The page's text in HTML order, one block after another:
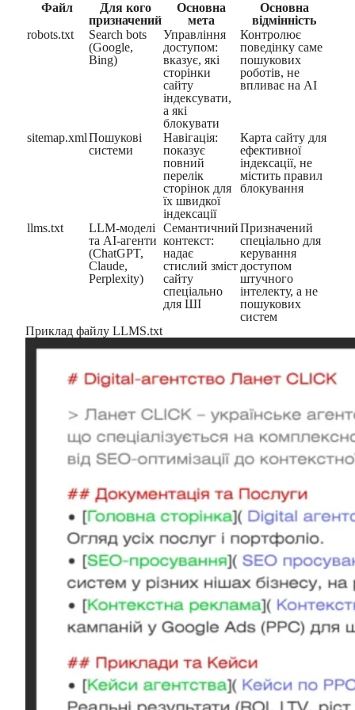
Файл
Для кого
призначений
Основна
мета
Основна
відмінність
robots.txt
Search bots
(Google,
Bing)
Управління
доступом:
вказує, які
сторінки
сайту
індексувати,
а які
блокувати
Контролює
поведінку саме
пошукових
роботів, не
впливає на AI
sitemap.xmlПошукові
системи
Навігація:
показує
повний
перелік
сторінок для
їх швидкої
індексації
Карта сайту для
ефективної
індексації, не
містить правил
блокування
llms.txt
LLM-моделі
та AI-агенти
(ChatGPT,
Claude,
Perplexity)
Семантичний
контекст:
надає
стислий зміст
сайту
спеціально
для ШІ
Призначений
спеціально для
керування
доступом
штучного
інтелекту, а не
пошукових
систем
Приклад файлу LLMS.txt